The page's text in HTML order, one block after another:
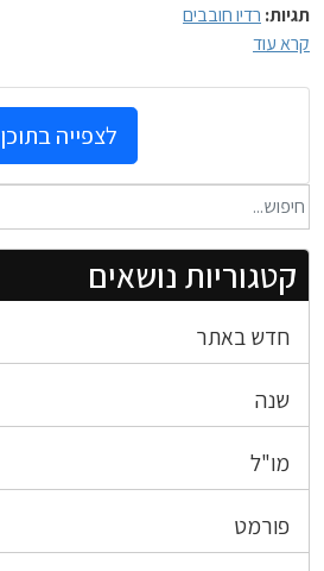
טקסט חופשי...
קטגוריות נושאים
חדש באתר
שנה
מו"ל
פורמט
תגיות: רדיו חובבים
קרא עוד
לצפייה בתוכן